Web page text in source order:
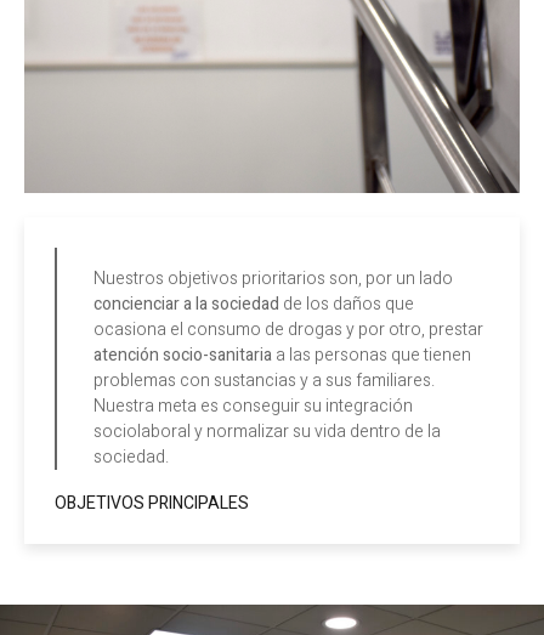
Nuestros objetivos prioritarios son, por un lado
concienciar a la sociedad de los daños que
ocasiona el consumo de drogas y por otro, prestar
atención socio-sanitariaa las personas que tienen
problemas con sustancias y a sus familiares.
Nuestra meta es conseguir su integración
sociolaboral y normalizar su vida dentro de la
sociedad.
OBJETIVOS PRINCIPALES